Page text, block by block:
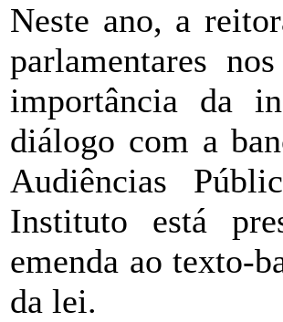
Neste ano, a
parlamentares
importância da
diálogo com a
Audiências
Instituto está
emenda ao texto-
da lei.